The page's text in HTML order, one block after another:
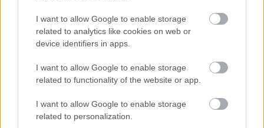
I want to allow Google to enable storage
related to analytics like cookies on web or
device identifiers in apps.
I want to allow Google to enable storage
related to functionality of the website or app.
I want to allow Google to enable storage
related to personalization.
Harmonia Albensis: négy nyári koncerttel tölti meg
Székesfehérvár templomait